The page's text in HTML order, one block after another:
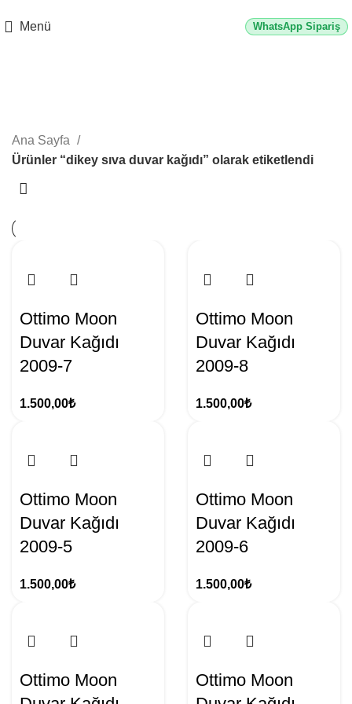
Menü WhatsApp Sipariş
Kategoriler
Ana Sayfa
Ürünler “dikey sıva duvar kağıdı” olarak etiketlendi
Ottimo Moon
Duvar Kağıdı
2009-7
1.500,00₺
Ottimo Moon
Duvar Kağıdı
2009-8
1.500,00₺
Ottimo Moon
Duvar Kağıdı
2009-5
1.500,00₺
Ottimo Moon
Duvar Kağıdı
2009-6
1.500,00₺
Ottimo Moon
Ottimo Moon